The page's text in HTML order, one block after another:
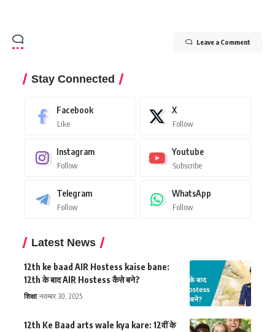
Leave a Comment
Stay Connected
Facebook
Like
X
Follow
Instagram
Follow
Youtube
Subscribe
Telegram
Follow
WhatsApp
Follow
Latest News
12th ke baad AIR Hostess kaise bane:
12th के बाद AIR Hostess कैसे बने?
शिक्षा नवम्बर 30, 2025
12th Ke Baad arts wale kya kare: 12वीं के